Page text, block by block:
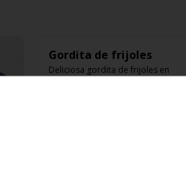
Gordita de frijoles
Deliciosa gordita de frijoles en